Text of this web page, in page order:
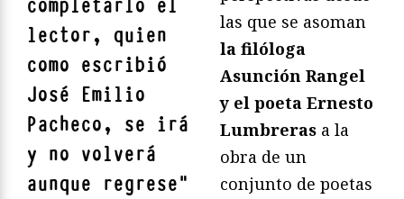
completarlo el
lector, quien
como escribió
José Emilio
Pacheco, se irá
y no volverá
aunque regrese"
las que se asoman
la filóloga
Asunción Rangel
y el poeta Ernesto
Lumbreras a la
obra de un
conjunto de poetas